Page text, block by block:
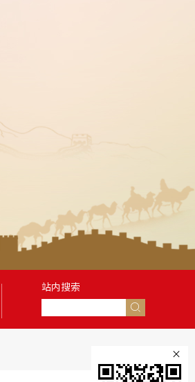
站内搜索
×